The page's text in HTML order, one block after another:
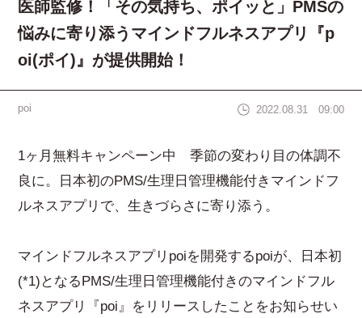
医師監修！「その気持ち、ポイッと」PMSの
悩みに寄り添うマインドフルネスアプリ『p
oi(ポイ)』が提供開始！
poi 2022.08.31 09:00
1ヶ月無料キャンペーン中 季節の変わり目の体調不
良に。日本初のPMS/生理日管理機能付きマインドフ
ルネスアプリで、生きづらさに寄り添う。
マインドフルネスアプリpoiを開発するpoiが、日本初
(*1)となるPMS/生理日管理機能付きのマインドフル
ネスアプリ『poi』をリリースしたことをお知らせい